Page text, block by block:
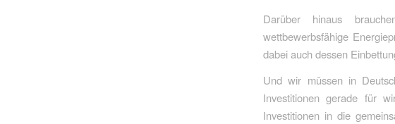
Darüber hinaus
wettbewerbsfähige
dabei auch dessen
Und wir müssen in
Investitionen gerade für
Investitionen in die